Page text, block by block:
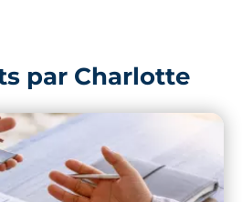
par Charlotte